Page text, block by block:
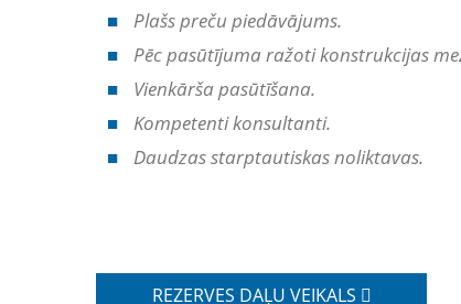
Plašs preču piedāvājums.
Pēc pasūtījuma ražoti konstrukcijas
Vienkārša pasūtīšana.
Kompetenti konsultanti.
Daudzas starptautiskas noliktavas.
REZERVES DAĻU VEIKALS